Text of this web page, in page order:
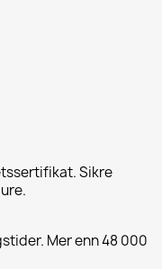
Sikre
Mer enn 48 000